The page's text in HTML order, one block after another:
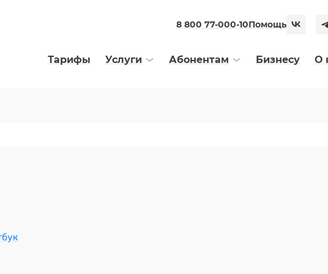
8 800 77-000-10Помощь
Тарифы Услуги Абонентам Бизнесу О